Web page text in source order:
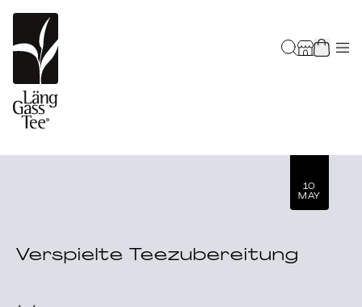
10
MAY
Verspielte Teezubereitung